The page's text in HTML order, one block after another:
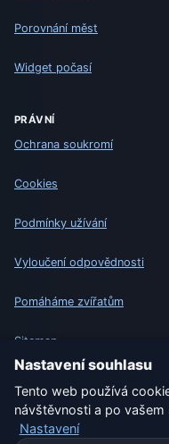
Porovnání měst
Widget počasí
PRÁVNÍ
Ochrana soukromí
Cookies
Podmínky užívání
Vyloučení odpovědnosti
Pomáháme zvířatům
Sitemap
Nastavení
Nastavení souhlasu
Tento web používá
návštěvnosti a po
Nastavení